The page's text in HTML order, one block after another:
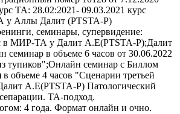
ТА: 28.02:2021- 09.03.2021 курс
у Аллы Далит (PTSTA-Р)
семинары, супервидение:
в МИР-ТА у Далит А.Е(PTSTA-Р);Далит
семинар в объеме 6 часов от 30.06.2022
тупиков";Онлайн семинар с Биллом
объеме 4 часов "Сценарии третьей
А.Е(PTSTA-Р) Патологический
ТА-подход.
4 года. Формат онлайн и очно.